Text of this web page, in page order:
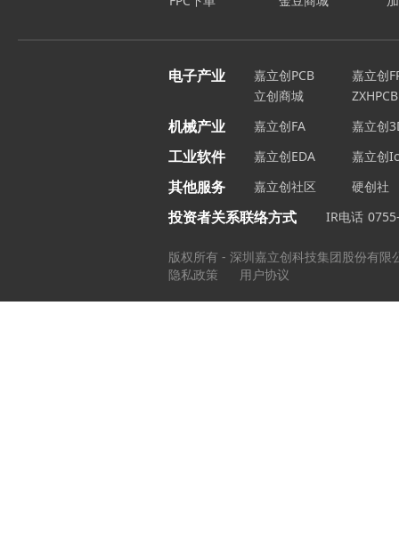
电子产业 嘉立创PCB
嘉立创
立创商城
ZXHPCB
机械产业 嘉立创FA 嘉立创
工业软件 嘉立创EDA 嘉立创
其他服务 嘉立创社区 硬创社
投资者关系联络方式 IR电话
版权所有 - 深圳嘉立创科技集团股份有限
隐私政策
用户协议